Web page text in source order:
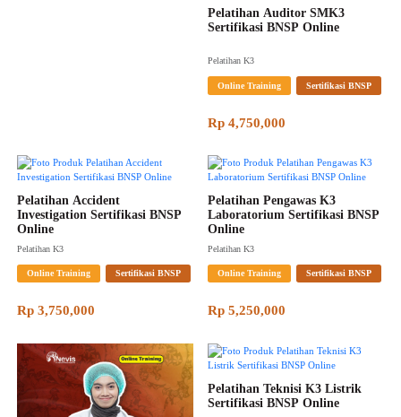
Pelatihan Auditor SMK3
Sertifikasi BNSP Online
Pelatihan K3
Online Training Sertifikasi BNSP
Rp 4,750,000
Pelatihan Accident
Investigation Sertifikasi BNSP
Online
Pelatihan K3
Online Training Sertifikasi BNSP
Rp 3,750,000
Pelatihan Pengawas K3
Laboratorium Sertifikasi BNSP
Online
Pelatihan K3
Online Training Sertifikasi BNSP
Rp 5,250,000
Pelatihan Teknisi K3 Listrik
Sertifikasi BNSP Online